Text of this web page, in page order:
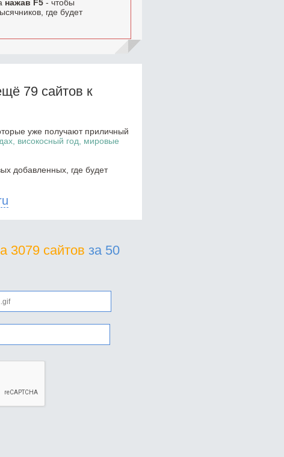
нажав F5- чтобы
где будет
79 сайтов к
уже получают приличный
високосный год, мировые
добавленных, где будет
3079 сайтов за 50